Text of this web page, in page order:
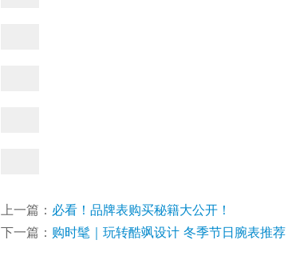
上一篇： 必看！品牌表购买秘籍大公开！
下一篇： 购时髦｜玩转酷飒设计 冬季节日腕表推荐